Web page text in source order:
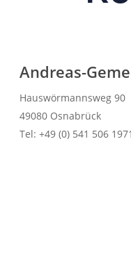
Andreas-
Hauswörmannsweg 90
49080 Osnabrück
Tel: +49 (0) 541 506 1971